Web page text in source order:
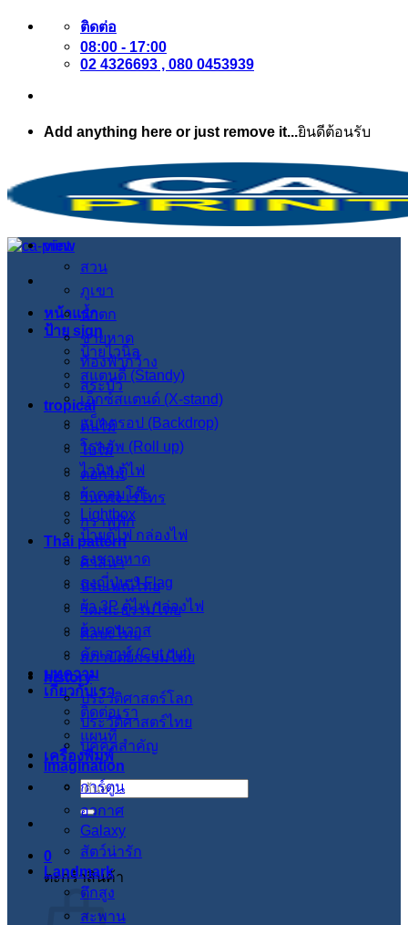
ข้าม
เนื้อหา
ติดต่อ
08:00 - 17:00
02 4326693 , 080 0453939
Add anything here or just remove it...ยินดีต้อนรับ
หน้าแรก
ป้าย sign
ป้ายไวนิล
สแตนดี้ (Standy)
เอ็กซ์สแตนด์ (X-stand)
แบ็คดรอป (Backdrop)
โรลอัพ (Roll up)
ไวนิล ตู้ไฟ
ผ้าคลุมโต๊ะ
Lightbox
ป้ายตู้ไฟ กล่องไฟ
ธงชายหาด
ธงญี่ปุ่น J-Flag
ผ้า 3P ตู้ไฟ กล่องไฟ
ผ้าแคนวาส
คัตเอาท์ (Cut out)
บทความ
เกี่ยวกับเรา
ติดต่อเรา
แผนที่
เครื่องพิมพ์
ค้นหา:
0
ตะกร้าสินค้า
view
สวน
ภูเขา
น้ำตก
ชายหาด
ท้องฟ้ากว้าง
สระบัว
tropical
ต้นไม้
ใบไม้
ดอกไม้
วินเทจ เรโทร
กราฟฟิก
Thai pattern
ศาสนา
ประเพณีไทย
วัฒนะธรรมไทย
ศิลปะไทย
สภาปัตย์กรรมไทย
history
ประวัติศาสตร์โลก
ประวัติศาสตร์ไทย
บุคคลสำคัญ
imagination
การ์ตูน
อวกาศ
Galaxy
สัตว์น่ารัก
Landmark
ตึกสูง
สะพาน